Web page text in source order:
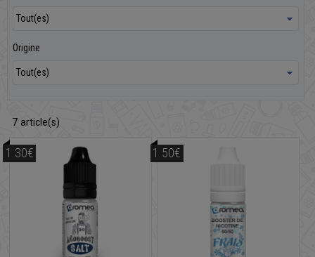
Origine
7 article(s)
1.30€ 1.50€